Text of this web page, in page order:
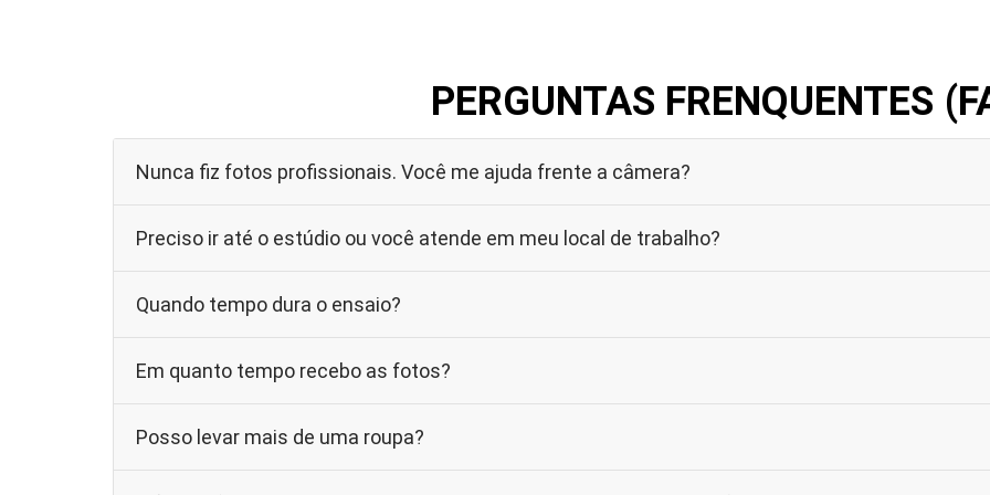
PERGUNTAS FRENQUENTES
Nunca fiz fotos profissionais. Você me ajuda frente a câmera?
Preciso ir até o estúdio ou você atende em meu local de trabalho?
Quando tempo dura o ensaio?
Em quanto tempo recebo as fotos?
Posso levar mais de uma roupa?